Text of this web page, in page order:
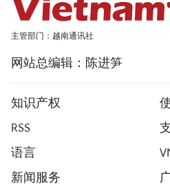
主管部门：越南通讯社
网站总编辑：陈进笋
知识产权
RSS
语言
新闻服务